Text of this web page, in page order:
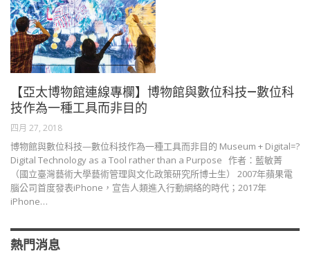
【亞太博物館連線專欄】博物館與數位科技—數位科
技作為一種工具而非目的
四月 27, 2018
博物館與數位科技—數位科技作為一種工具而非目的 Museum + Digital=?
Digital Technology as a Tool rather than a Purpose 作者：藍敏菁
（國立臺灣藝術大學藝術管理與文化政策研究所博士生） 2007年蘋果電
腦公司首度發表iPhone，宣告人類進入行動網絡的時代；2017年
iPhone…
熱門消息